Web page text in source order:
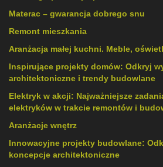
Materac – gwarancja dobrego snu
Remont mieszkania
Aranżacja małej kuchni. Meble,
Inspirujące projekty domów: Odkryj
architektoniczne i trendy budowlane
Elektryk w akcji: Najważniejsze
elektryków w trakcie remontów i
Aranżacje wnętrz
Innowacyjne projekty budowlane:
koncepcje architektoniczne